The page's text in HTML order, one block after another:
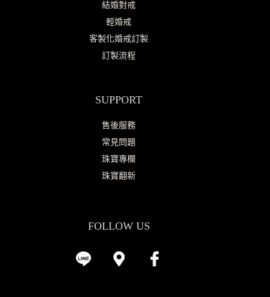
結婚對戒
輕婚戒
客製化婚戒訂製
訂製流程
SUPPORT
售後服務
常見問題
珠寶專欄
珠寶翻新
FOLLOW US